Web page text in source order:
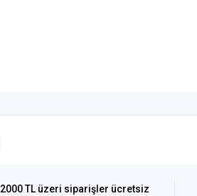
2000 TL üzeri siparişler ücretsiz